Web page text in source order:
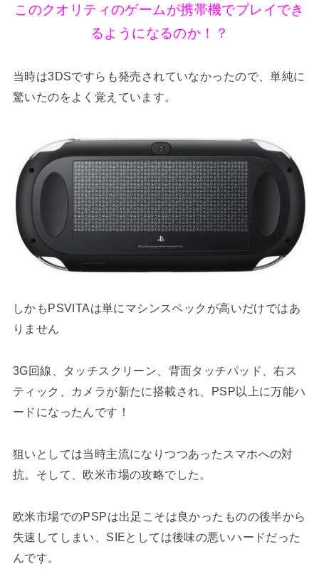
このクオリティのゲームが携帯機でプレイでき
るようになるのか！？
当時は3DSですらも発売されていなかったので、単純に
驚いたのをよく覚えています。
しかもPSVITAは単にマシンスペックが高いだけではあ
りません
3G回線、タッチスクリーン、背面タッチパッド、右ス
ティック、カメラが新たに搭載され、PSP以上に万能ハ
ードになったんです！
狙いとしては当時主流になりつつあったスマホへの対
抗。そして、欧米市場の攻略でした。
欧米市場でのPSPは出足こそは良かったものの後半から
失速してしまい、SIEとしては後味の悪いハードだった
んです。